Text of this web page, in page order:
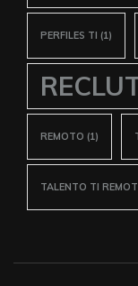
PERFILES TI (1)
REMOTO (1)
TALENTO TI